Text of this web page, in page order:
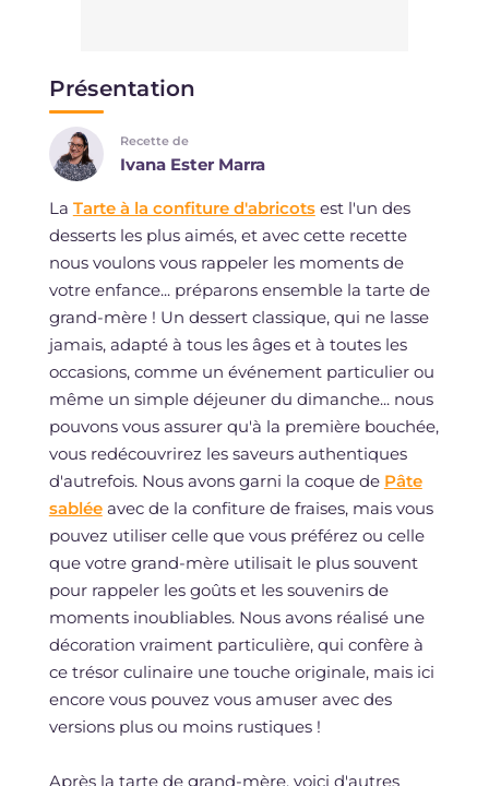
Présentation
Recette de
Ivana Ester Marra
La Tarte à la confiture d'abricotsest l'un des
desserts les plus aimés, et avec cette recette
nous voulons vous rappeler les moments de
votre enfance... préparons ensemble la tarte de
grand-mère ! Un dessert classique, qui ne lasse
jamais, adapté à tous les âges et à toutes les
occasions, comme un événement particulier ou
même un simple déjeuner du dimanche... nous
pouvons vous assurer qu'à la première bouchée,
vous redécouvrirez les saveurs authentiques
d'autrefois. Nous avons garni la coque de Pâte
sabléeavec de la confiture de fraises, mais vous
pouvez utiliser celle que vous préférez ou celle
que votre grand-mère utilisait le plus souvent
pour rappeler les goûts et les souvenirs de
moments inoubliables. Nous avons réalisé une
décoration vraiment particulière, qui confère à
ce trésor culinaire une touche originale, mais ici
encore vous pouvez vous amuser avec des
versions plus ou moins rustiques !
Après la tarte de grand-mère, voici d'autres